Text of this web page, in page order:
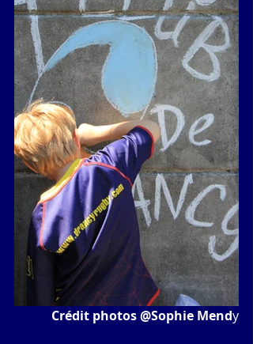
Crédit photos @Sophie Mendy